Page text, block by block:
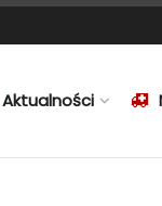
Aktualności